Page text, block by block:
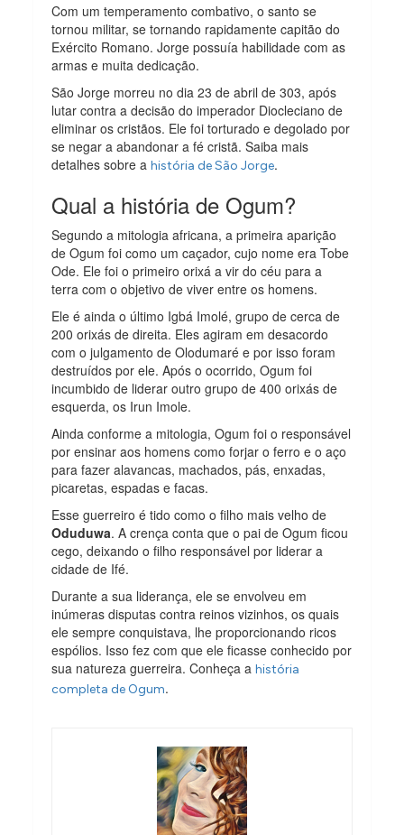
Com um temperamento combativo, o santo se
tornou militar, se tornando rapidamente capitão do
Exército Romano. Jorge possuía habilidade com as
armas e muita dedicação.
São Jorge morreu no dia 23 de abril de 303, após
lutar contra a decisão do imperador Diocleciano de
eliminar os cristãos. Ele foi torturado e degolado por
se negar a abandonar a fé cristã. Saiba mais
detalhes sobre ahistória de São Jorge.
Qual a história de Ogum?
Segundo a mitologia africana, a primeira aparição
de Ogum foi como um caçador, cujo nome era Tobe
Ode. Ele foi o primeiro orixá a vir do céu para a
terra com o objetivo de viver entre os homens.
Ele é ainda o último Igbá Imolé, grupo de cerca de
200 orixás de direita. Eles agiram em desacordo
com o julgamento de Olodumaré e por isso foram
destruídos por ele. Após o ocorrido, Ogum foi
incumbido de liderar outro grupo de 400 orixás de
esquerda, os Irun Imole.
Ainda conforme a mitologia, Ogum foi o responsável
por ensinar aos homens como forjar o ferro e o aço
para fazer alavancas, machados, pás, enxadas,
picaretas, espadas e facas.
Esse guerreiro é tido como o filho mais velho de
Oduduwa. A crença conta que o pai de Ogum ficou
cego, deixando o filho responsável por liderar a
cidade de Ifé.
Durante a sua liderança, ele se envolveu em
inúmeras disputas contra reinos vizinhos, os quais
ele sempre conquistava, lhe proporcionando ricos
espólios. Isso fez com que ele ficasse conhecido por
sua natureza guerreira. Conheça ahistória
completa de Ogum.